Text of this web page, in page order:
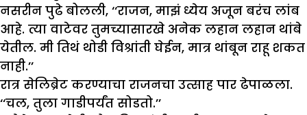
नसरीन पुढे बोलली, ‘‘राजन, माझं ध्येय अजून बरंच लांब
आहे. त्या वाटेवर तुमच्यासारखे अनेक लहान लहान थांबे
येतील. मी तिथं थोडी विश्रांती घेईन, मात्र थांबून राहू शकत
नाही.’’
रात्र सेलिब्रेट करण्याचा राजनचा उत्साह पार ढेपाळला.
‘‘चल, तुला गाडीपर्यंत सोडतो.’’